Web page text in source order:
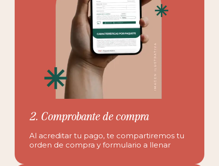
2. Comprobante de compra
Al acreditar tu pago, te compartiremos tu
orden de compra y formulario a llenar